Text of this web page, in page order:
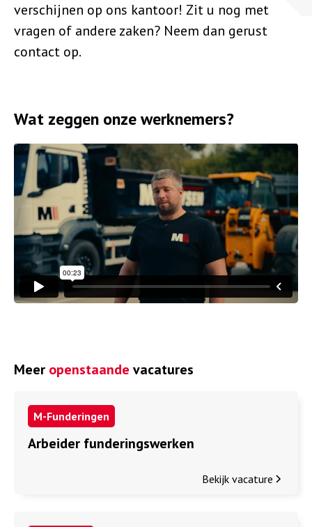
verschijnen op ons kantoor! Zit u nog met
vragen of andere zaken? Neem dan gerust
contact op.
Meer openstaande vacatures
M-Funderingen
Arbeider funderingswerken
Bekijk vacature
Wat zeggen onze werknemers?